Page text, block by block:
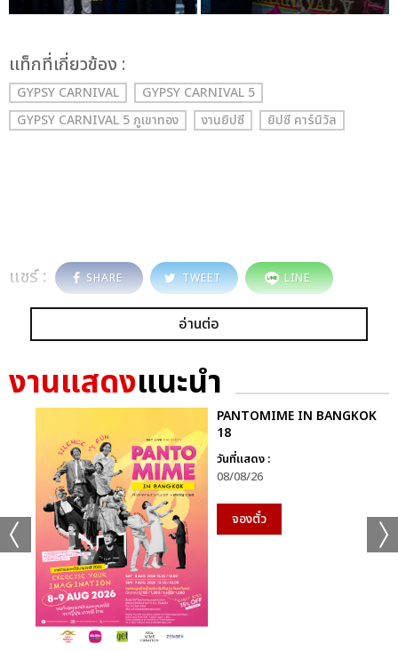
เเท็กที่เกี่ยวข้อง :
GYPSY CARNIVAL
GYPSY CARNIVAL 5
GYPSY CARNIVAL 5 ภูเขาทอง
งานยิปซี ยิปซี คาร์นิวัล
แชร์ : SHARE TWEET LINE
อ่านต่อ
งานแสดงแนะนำ
PANTOMIME IN BANGKOK
18
วันที่แสดง :
08/08/26
จองตั๋ว